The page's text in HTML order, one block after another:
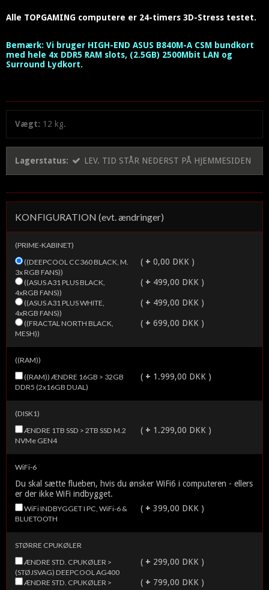
Alle TOPGAMING computere er 24-timers 3D-Stress testet.
Bemærk: Vi bruger HIGH-END ASUS B840M-A CSM bundkort
med hele 4x DDR5 RAM slots, (2.5GB) 2500Mbit LAN og
Surround Lydkort.
Vægt: 12 kg.
Lagerstatus: LEV. TID STÅR NEDERST PÅ HJEMMESIDEN
KONFIGURATION (evt. ændringer)
(PRIME-KABINET)
3x RGB FANS))
( + 0,00 DKK )
4xRGB FANS))
( + 499,00 DKK )
4xRGB FANS))
( + 499,00 DKK )
MESH))
( + 699,00 DKK )
((RAM))
DDR5 (2x16GB DUAL)
( + 1.999,00 DKK )
(DISK1)
NVMe GEN4
( + 1.299,00 DKK )
WiFi-6
Du skal sætte flueben, hvis du ønsker WiFi6 i computeren - ellers
er der ikke WiFi indbygget.
BLUETOOTH
( + 399,00 DKK )
STØRRE CPUKØLER
(STØJSVAG) DEEPCOOL AG400
( + 299,00 DKK )
( + 799,00 DKK )